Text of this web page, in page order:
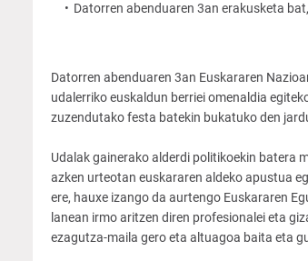
Datorren abenduaren 3an erakusketa
Datorren abenduaren 3an Euskararen
udalerriko euskaldun berriei omenaldia
zuzendutako festa batekin bukatuko den
Udalak gainerako alderdi politikoekin batera
azken urteotan euskararen aldeko apustua
ere, hauxe izango da aurtengo Euskararen
lanean irmo aritzen diren profesionalei eta
ezagutza-maila gero eta altuagoa baita eta